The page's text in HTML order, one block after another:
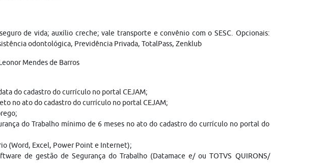
de vida; auxílio creche; vale transporte e convênio com o SESC. Opcionais:
odontológica, Previdência Privada, TotalPass, Zenklub
Mendes de Barros
do cadastro do currículo no portal CEJAM;
no ato do cadastro do currículo no portal CEJAM;
do Trabalho mínimo de 6 meses no ato do cadastro do currículo no portal do
(Word, Excel, Power Point e Internet);
de gestão de Segurança do Trabalho (Datamace e/ ou TOTVS QUIRONS/